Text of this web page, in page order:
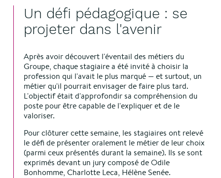
Un défi pédagogique : se
projeter dans l'avenir
Après avoir découvert l'éventail des métiers du
Groupe, chaque stagiaire a été invité à choisir la
profession qui l'avait le plus marqué — et surtout, un
métier qu'il pourrait envisager de faire plus tard.
L'objectif était d'approfondir sa compréhension du
poste pour être capable de l'expliquer et de le
valoriser.
Pour clôturer cette semaine, les stagiaires ont relevé
le défi de présenter oralement le métier de leur choix
(parmi ceux présentés durant la semaine). Ils se sont
exprimés devant un jury composé de Odile
Bonhomme, Charlotte Leca, Hélène Senée.